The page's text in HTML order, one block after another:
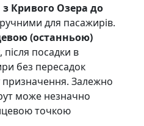
Кривого Озера до
для пасажирів.
(останньою)
, після посадки в
без пересадок
Залежно
може незначно
точкою